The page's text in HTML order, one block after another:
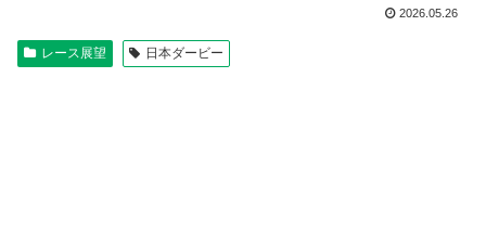
2026.05.26
レース展望 日本ダービー